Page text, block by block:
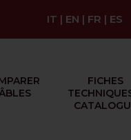
IT | EN | FR | ES
FICHES